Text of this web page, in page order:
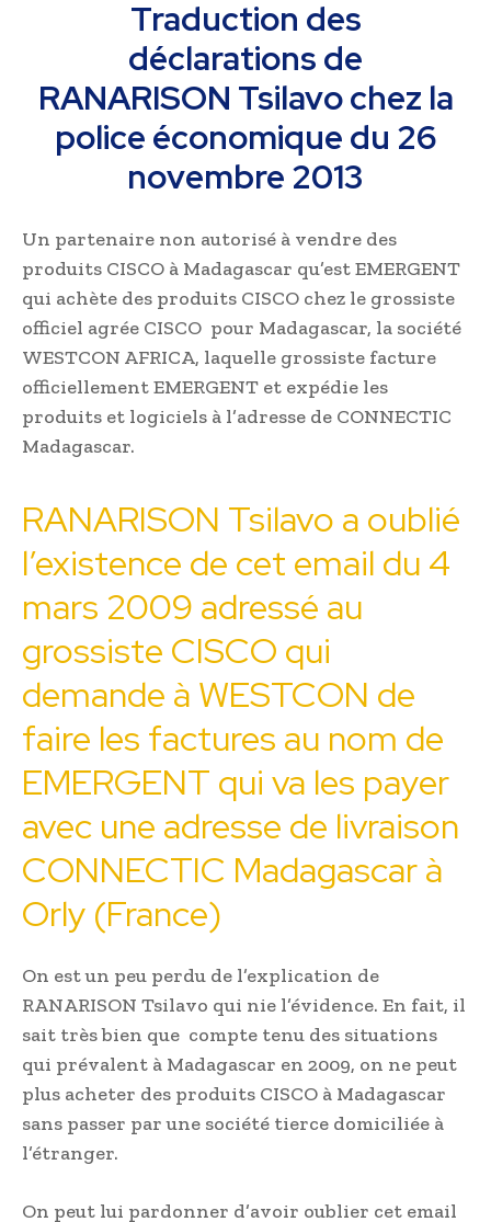
Traduction des
déclarations de
RANARISON Tsilavo chez la
police économique du 26
novembre 2013
Un partenaire non autorisé à vendre des
produits CISCO à Madagascar qu’est EMERGENT
qui achète des produits CISCO chez le grossiste
officiel agrée CISCO pour Madagascar, la société
WESTCON AFRICA, laquelle grossiste facture
officiellement EMERGENT et expédie les
produits et logiciels à l’adresse de CONNECTIC
Madagascar.
RANARISON Tsilavo a oublié
l’existence de cet email du 4
mars 2009 adressé au
grossiste CISCO qui
demande à WESTCON de
faire les factures au nom de
EMERGENT qui va les payer
avec une adresse de livraison
CONNECTIC Madagascar à
Orly (France)
On est un peu perdu de l’explication de
RANARISON Tsilavo qui nie l’évidence. En fait, il
sait très bien que compte tenu des situations
qui prévalent à Madagascar en 2009, on ne peut
plus acheter des produits CISCO à Madagascar
sans passer par une société tierce domiciliée à
l’étranger.
On peut lui pardonner d’avoir oublier cet email